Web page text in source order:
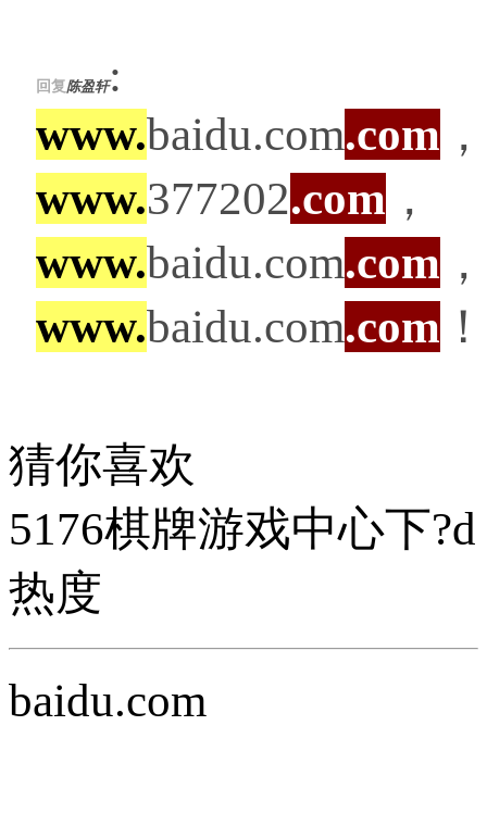
回复陈盈轩:
www.baidu.com.com ，
www.377202.com ，
www.baidu.com.com ，
www.baidu.com.com ！
猜你喜欢
5176棋牌游戏中心下?d
热度
baidu.com